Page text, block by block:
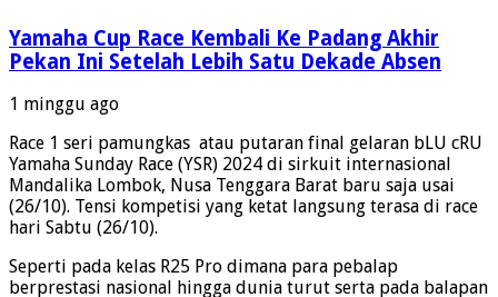
Yamaha Cup Race Kembali Ke Padang Akhir
Pekan Ini Setelah Lebih Satu Dekade Absen
1 minggu ago
Race 1 seri pamungkas atau putaran final gelaran bLU cRU
Yamaha Sunday Race (YSR) 2024 di sirkuit internasional
Mandalika Lombok, Nusa Tenggara Barat baru saja usai
(26/10). Tensi kompetisi yang ketat langsung terasa di race
hari Sabtu (26/10).
Seperti pada kelas R25 Pro dimana para pebalap
berprestasi nasional hingga dunia turut serta pada balapan